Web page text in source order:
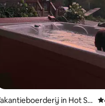
in Hot Sp